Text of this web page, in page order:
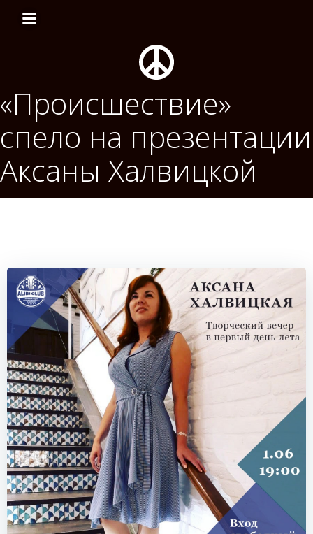
содержимому
«Происшествие»
спело на презентации
Аксаны Халвицкой